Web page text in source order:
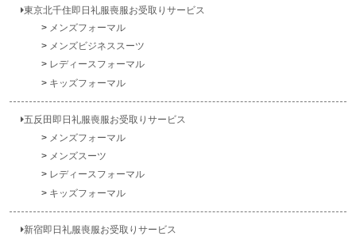
東京北千住即日礼服喪服お受取りサービス
メンズフォーマル
メンズビジネススーツ
レディースフォーマル
キッズフォーマル
五反田即日礼服喪服お受取りサービス
メンズフォーマル
メンズスーツ
レディースフォーマル
キッズフォーマル
新宿即日礼服喪服お受取りサービス